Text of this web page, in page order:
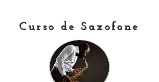
Curso de Saxofone